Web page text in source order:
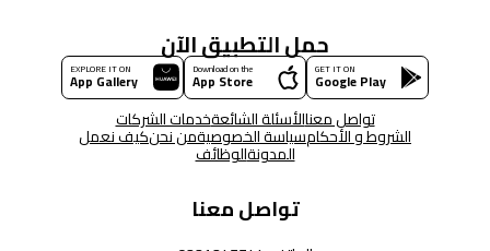
حمل التطبيق الآن
GET IT ON
Google Play
Download on the
App Store
EXPLORE IT ON
App Gallery
تواصل معناالأسئلة الشائعةخدمات الشركات
الشروط و الأحكامسياسة الخصوصيةمن نحنكيف نعمل
المدونةالوظائف
تواصل معنا